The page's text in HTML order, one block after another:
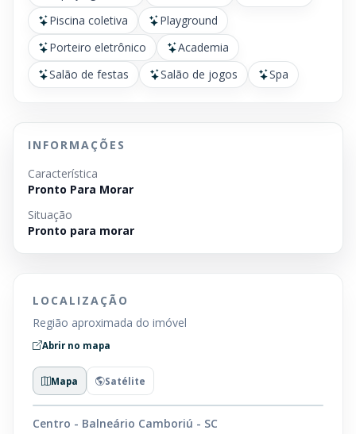
Piscina coletiva
Playground
Porteiro eletrônico
Academia
Salão de festas
Salão de jogos Spa
INFORMAÇÕES
Característica
Pronto Para Morar
Situação
Pronto para morar
LOCALIZAÇÃO
Região aproximada do imóvel
Abrir no mapa
Mapa Satélite
Centro - Balneário Camboriú - SC